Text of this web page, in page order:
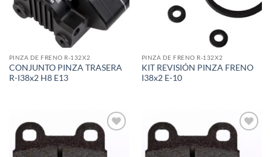
PINZA DE FRENO R-132X2
CONJUNTO PINZA TRASERA
R-I38x2 H8 E13
PINZA DE FRENO R-132X2
KIT REVISIÓN PINZA FRENO
I38x2 E-10
Add to
wishlist
Add to
wishlist